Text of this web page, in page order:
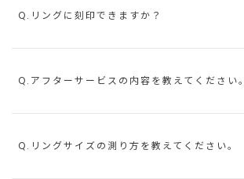
Q.リングに刻印できますか？
Q.アフターサービスの内容を教えてください。
Q.リングサイズの測り方を教えてください。